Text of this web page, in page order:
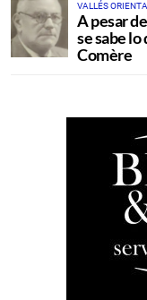
VALLÉS
A pesar
se sabe
Comère